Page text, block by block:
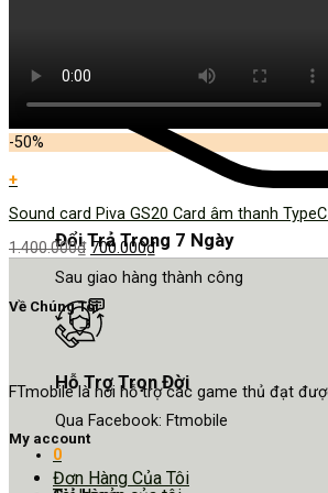
Đổi Trả Trong 7 Ngày
Sau giao hàng thành công
Hỗ Trợ Trọn Đời
Qua Facebook: Ftmobile
0
-50%
+
Sound card Piva GS20 Card âm thanh
1.400.000₫ 700.000₫
Về Chúng Tôi
FTmobile là nơi hỗ trợ các game thủ đạt
My account
Đơn Hàng Của Tôi